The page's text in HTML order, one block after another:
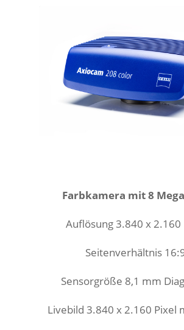
Farbkamera mit 8
Auflösung 3.840 x 2.160
Seitenverhältnis
Sensorgröße 8,1 mm
Livebild 3.840 x 2.160 Pixel